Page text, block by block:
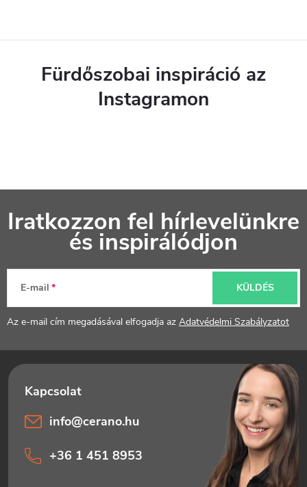
Fürdőszobai inspiráció az
Instagramon
á
é
Iratkozzon fel hírlevelünkre
és inspirálódjon
E-mail
Az e-mail cím megadásával elfogadja az Adatvédelmi Szabályzatot
KÜLDÉS
info@cerano.hu
+36 1 451 8953